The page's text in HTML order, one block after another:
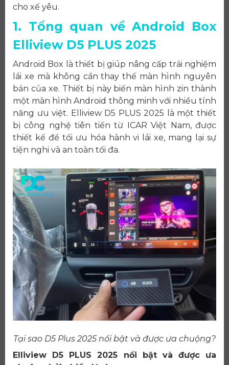
cho xế yêu.
1. Tổng quan về Android Box
Elliview D5 PLUS 2025
Android Box là thiết bị giúp nâng cấp trải nghiệm
lái xe mà không cần thay thế màn hình nguyên
bản của xe. Thiết bị này biến màn hình zin thành
một màn hình Android thông minh với nhiều tính
năng ưu việt. Elliview D5 PLUS 2025 là một thiết
bị công nghệ tiên tiến từ ICAR Việt Nam, được
thiết kế để tối ưu hóa hành vi lái xe, mang lại sự
tiện nghi và an toàn tối đa.
Tại sao D5 Plus 2025 nổi bật và được ưa chuộng?
Elliview D5 PLUS 2025 nổi bật và được ưa